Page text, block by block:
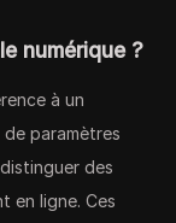
numérique ?
à un
paramètres
des
en ligne. Ces